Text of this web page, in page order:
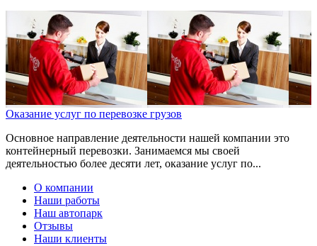
Оказание услуг по перевозке грузов
Основное направление деятельности нашей компании это
контейнерный перевозки. Занимаемся мы своей
деятельностью более десяти лет, оказание услуг по...
О компании
Наши работы
Наш автопарк
Отзывы
Наши клиенты